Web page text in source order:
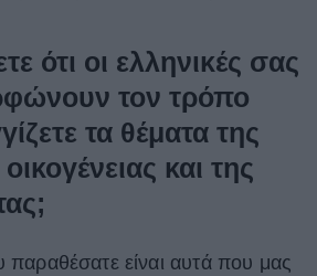
ότι οι ελληνικές σας
τον τρόπο
τα θέματα της
και της
είναι αυτά που μας